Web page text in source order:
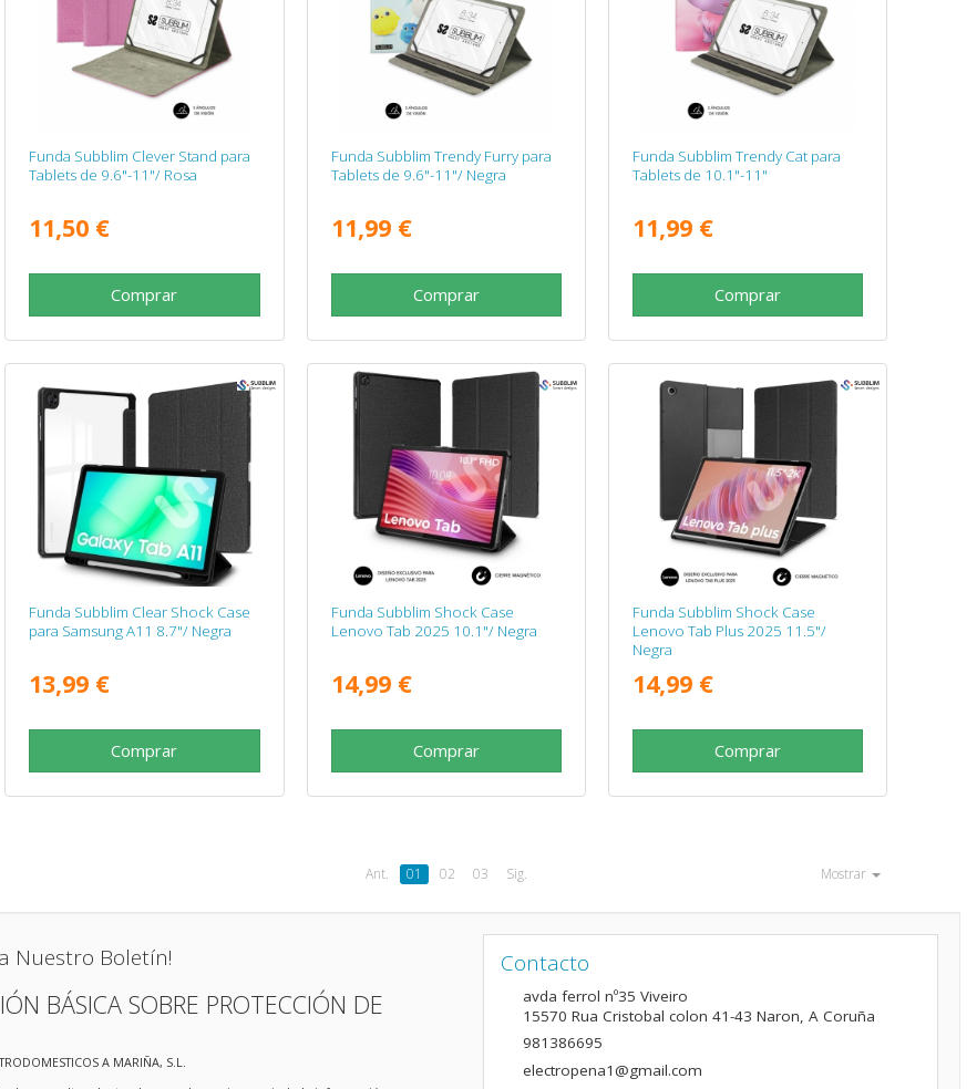
Funda Subblim Clever Stand para
Tablets de 9.6"-11"/ Rosa
11,50 €
Comprar
Funda Subblim Trendy Furry para
Tablets de 9.6"-11"/ Negra
11,99 €
Comprar
Funda Subblim Trendy Cat para
Tablets de 10.1"-11"
11,99 €
Comprar
Funda Subblim Clear Shock Case
para Samsung A11 8.7"/ Negra
13,99 €
Comprar
Funda Subblim Shock Case
Lenovo Tab 2025 10.1"/ Negra
14,99 €
Comprar
Funda Subblim Shock Case
Lenovo Tab Plus 2025 11.5"/
Negra
14,99 €
Comprar
Ant. 01 02 03 Sig. Mostrar
Nuestro Boletín!
BÁSICA SOBRE PROTECCIÓN DE
A MARIÑA, S.L.
Contacto
avda ferrol nº35 Viveiro
15570 Rua Cristobal colon 41-43 Naron A Coruña
981386695
electropena1@gmail.com